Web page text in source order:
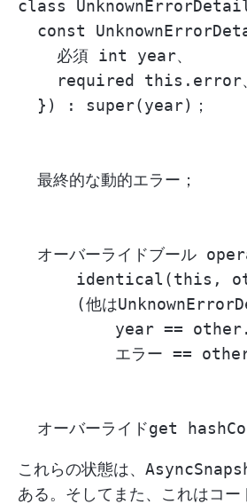
class
const
    必須 int year、
required this.error
  }) : super(year)；
  最終的な動的エラー；
オーバーライドブール
identical(this,
(他は
year ==
エラー ==
これらの状態は、
ある。そしてまた、これはコー